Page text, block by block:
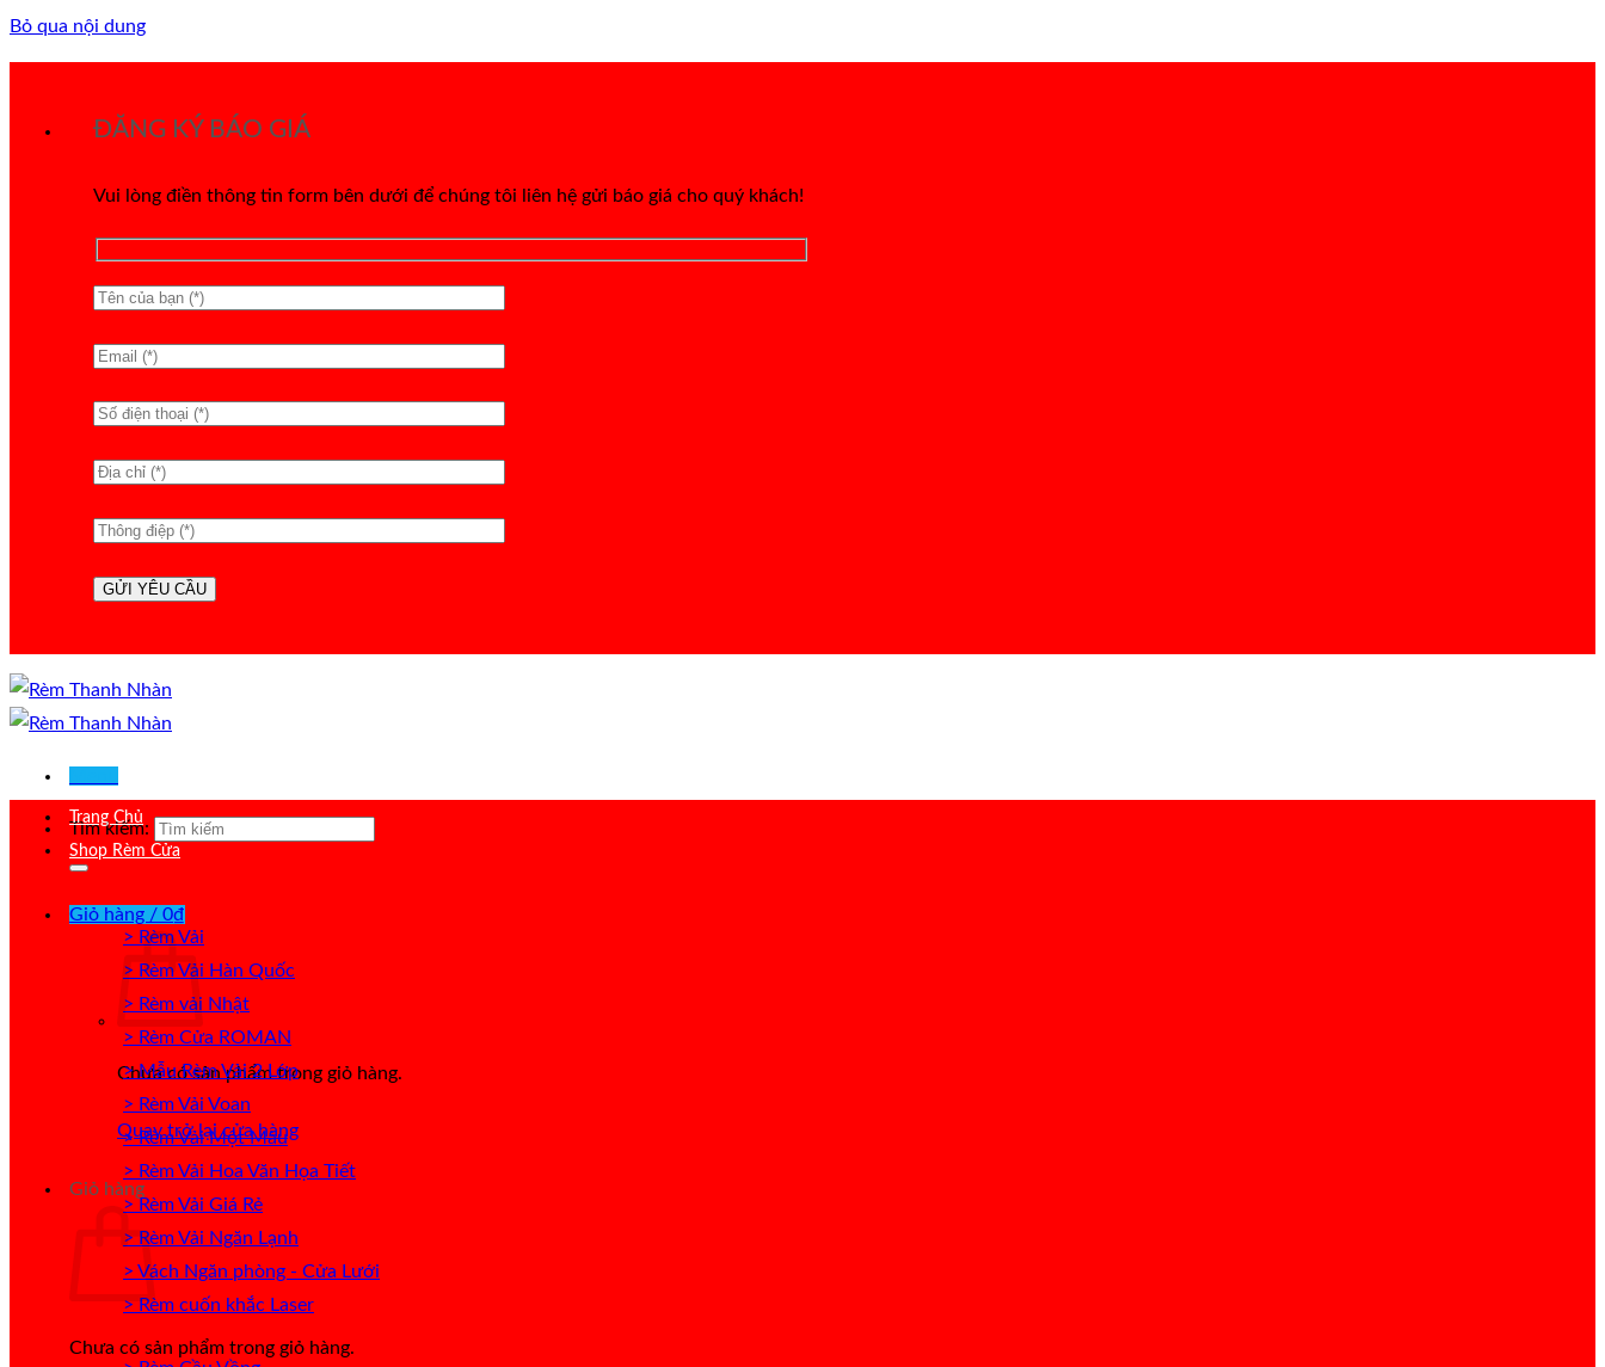
Bỏ qua nội dung
ĐĂNG KÝ BÁO GIÁ
Vui lòng điền thông tin form bên dưới để chúng tôi liên hệ gửi báo giá cho quý khách!
Tìm kiếm:
Giỏ hàng / 0₫
Chưa có sản phẩm trong giỏ hàng.
Quay trở lại cửa hàng
Giỏ hàng
Chưa có sản phẩm trong giỏ hàng.
Trang Chủ
Shop Rèm Cửa
> Rèm Vải
> Rèm Vải Hàn Quốc
> Rèm vải Nhật
> Rèm Cửa ROMAN
> Mẫu Rèm Vải 2 Lớp
> Rèm Vải Voan
> Rèm Vải Một Màu
> Rèm Vải Hoa Văn Họa Tiết
> Rèm Vải Giá Rẻ
> Rèm Vải Ngăn Lạnh
> Vách Ngăn phòng - Cửa Lưới
> Rèm cuốn khắc Laser